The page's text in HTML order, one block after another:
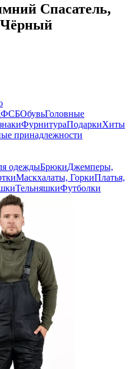
Спасатель,
Чёрный
ФСБОбувьГоловные
ФурнитураПодаркиХиты
принадлежности
одеждыБрюкиДжемперы,
Маскхалаты, ГоркиПлатья,
ТельняшкиФутболки